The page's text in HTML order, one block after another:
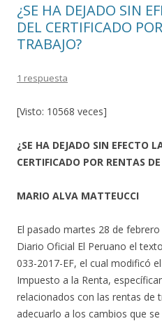
¿SE HA DEJADO SIN
DEL CERTIFICADO
TRABAJO?
1 respuesta
[Visto: 10568 veces]
¿SE HA DEJADO SIN EFECTO
CERTIFICADO POR RENTAS
MARIO ALVA MATTEUCCI
El pasado martes 28 de
Diario Oficial El Peruano el
033-2017-EF, el cual modificó
Impuesto a la Renta,
relacionados con las rentas de
adecuarlo a los cambios que